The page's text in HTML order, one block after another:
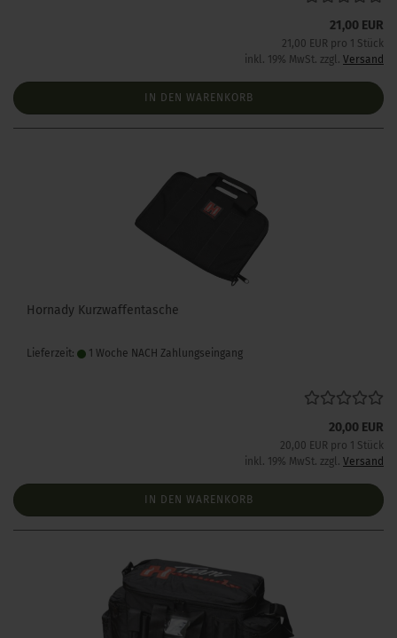
21,00 EUR
21,00 EUR pro 1 Stück
inkl. 19% MwSt. zzgl. Versand
IN DEN WARENKORB
Hornady Kurzwaffentasche
Lieferzeit: 1 Woche NACH Zahlungseingang
20,00 EUR
20,00 EUR pro 1 Stück
inkl. 19% MwSt. zzgl. Versand
IN DEN WARENKORB